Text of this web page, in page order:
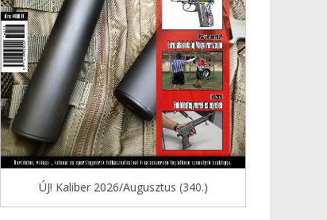
ÚJ! Kaliber 2026/Augusztus (340.)